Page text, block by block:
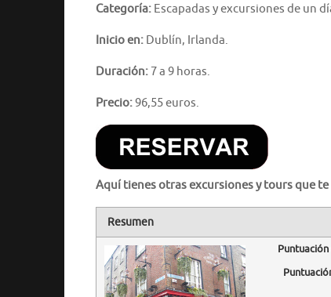
Categoría: Escapadas y excursiones de un
Inicio en: Dublín, Irlanda.
Duración: 7 a 9 horas.
Precio:96,55 euros.
Aquí tienes otras excursiones y tours que
Resumen